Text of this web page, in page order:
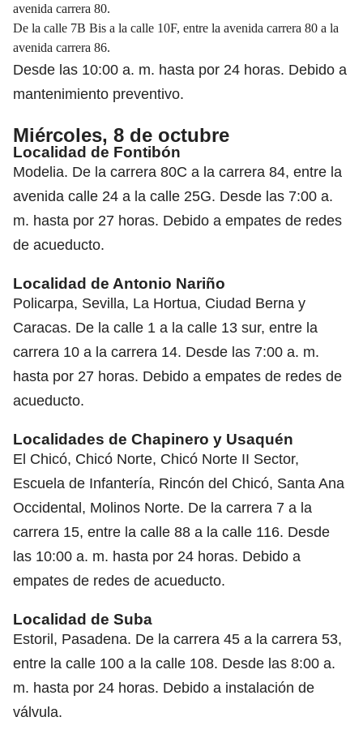
avenida carrera 80.
De la calle 7B Bis a la calle 10F, entre la avenida carrera 80 a la
avenida carrera 86.
Desde las 10:00 a. m. hasta por 24 horas. Debido a
mantenimiento preventivo.
Miércoles, 8 de octubre
Localidad de Fontibón
Modelia. De la carrera 80C a la carrera 84, entre la
avenida calle 24 a la calle 25G. Desde las 7:00 a.
m. hasta por 27 horas. Debido a empates de redes
de acueducto.
Localidad de Antonio Nariño
Policarpa, Sevilla, La Hortua, Ciudad Berna y
Caracas. De la calle 1 a la calle 13 sur, entre la
carrera 10 a la carrera 14. Desde las 7:00 a. m.
hasta por 27 horas. Debido a empates de redes de
acueducto.
Localidades de Chapinero y Usaquén
El Chicó, Chicó Norte, Chicó Norte II Sector,
Escuela de Infantería, Rincón del Chicó, Santa Ana
Occidental, Molinos Norte. De la carrera 7 a la
carrera 15, entre la calle 88 a la calle 116. Desde
las 10:00 a. m. hasta por 24 horas. Debido a
empates de redes de acueducto.
Localidad de Suba
Estoril, Pasadena. De la carrera 45 a la carrera 53,
entre la calle 100 a la calle 108. Desde las 8:00 a.
m. hasta por 24 horas. Debido a instalación de
válvula.